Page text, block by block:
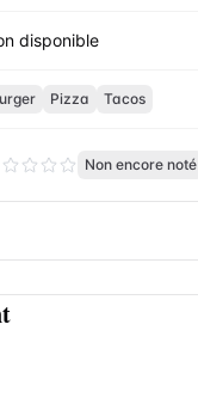
disponible
Pizza Tacos
Non encore noté